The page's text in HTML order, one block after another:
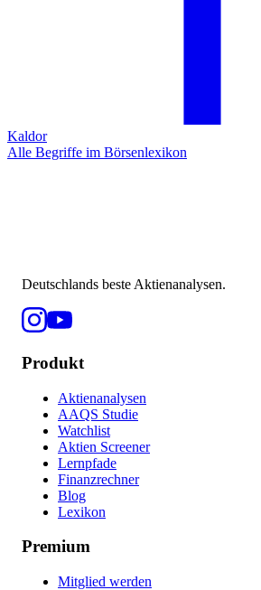
Kaldor
Alle Begriffe im Börsenlexikon
Deutschlands beste Aktienanalysen.
Produkt
Aktienanalysen
AAQS Studie
Watchlist
Aktien Screener
Lernpfade
Finanzrechner
Blog
Lexikon
Premium
Mitglied werden